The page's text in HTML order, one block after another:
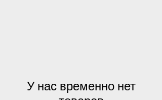
У нас временно нет